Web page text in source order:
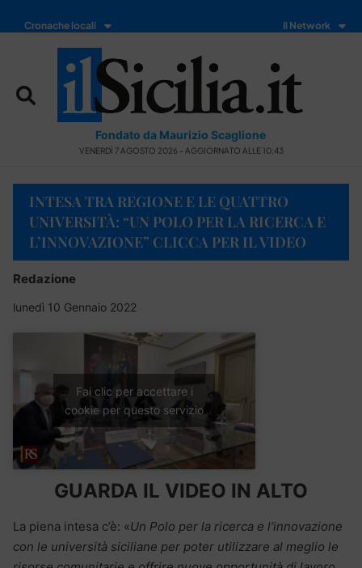
Cronache locali Il Network
Fondato da Maurizio Scaglione
VENERDÌ 7 AGOSTO 2026 - AGGIORNATO ALLE 10:43
INTESA TRA REGIONE E LE QUATTRO
UNIVERSITÀ: “UN POLO PER LA RICERCA E
L’INNOVAZIONE” CLICCA PER IL VIDEO
Redazione
lunedì 10 Gennaio 2022
Fai clic per accettare i
cookie per questo servizio
GUARDA IL VIDEO IN ALTO
La piena intesa c’è: «Un Polo per la ricerca e l’innovazione
con le università siciliane per poter utilizzare al meglio le